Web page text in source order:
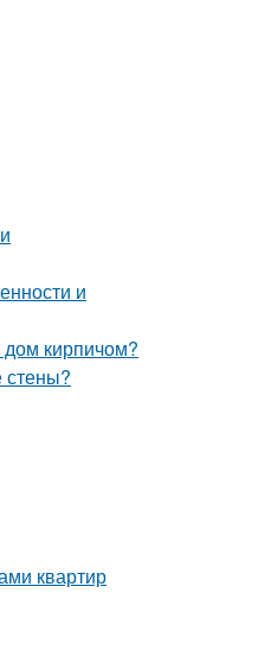
и
кирпичом?
стены?
квартир